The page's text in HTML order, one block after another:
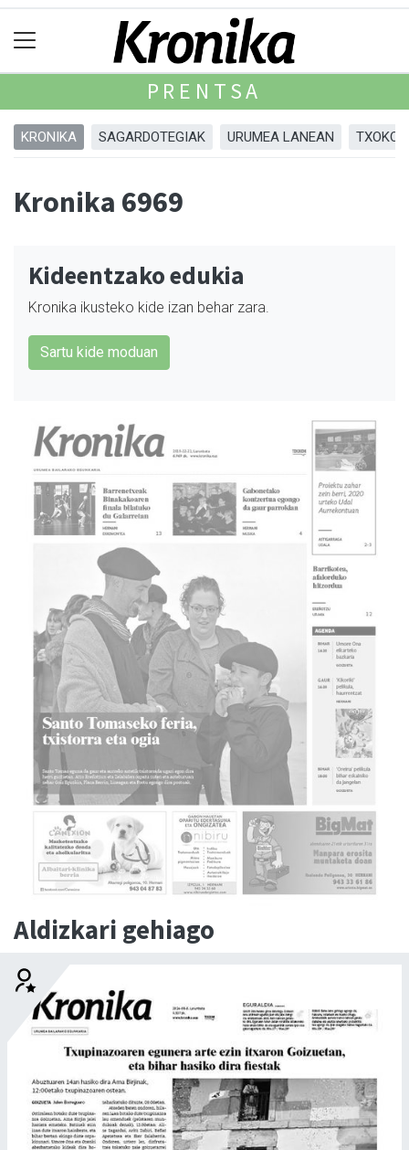
PRENTSA
KRONIKA SAGARDOTEGIAK URUMEA LANEAN
Kronika 6969
Kideentzako edukia
Kronika ikusteko kide izan behar zara.
Sartu kide moduan
Aldizkari gehiago